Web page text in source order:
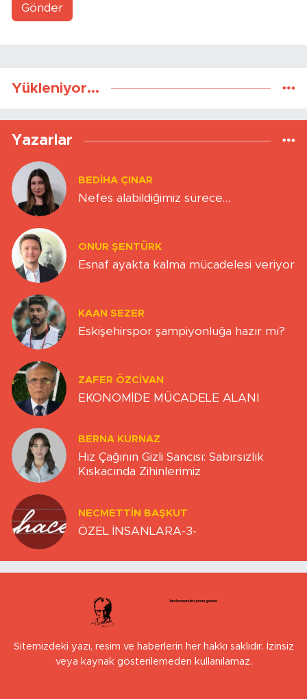
Gönder
Yükleniyor...
Yazarlar
BEDIHA ÇINAR
Nefes alabildiğimiz sürece…
ONUR ŞENTÜRK
Esnaf ayakta kalma mücadelesi veriyor
KAAN SEZER
Eskişehirspor şampiyonluğa hazır mı?
ZAFER ÖZCIVAN
EKONOMİDE MÜCADELE ALANI
BERNA KURNAZ
Hız Çağının Gizli Sancısı: Sabırsızlık
Kıskacında Zihinlerimiz
NECMETTIN BAŞKUT
ÖZEL İNSANLARA-3-
Sitemizdeki yazı, resim ve haberlerin her hakkı saklıdır. İzinsiz
veya kaynak gösterilemeden kullanılamaz.